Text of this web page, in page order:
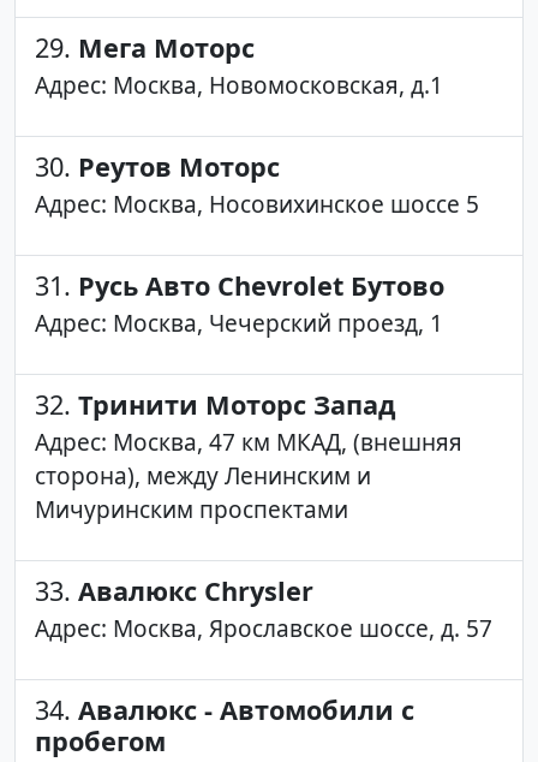
29. Мега Моторс
Адрес: Москва, Новомосковская, д.1
30. Реутов Моторс
Адрес: Москва, Носовихинское шоссе 5
31. Русь Авто Chevrolet Бутово
Адрес: Москва, Чечерский проезд, 1
32. Тринити Моторс Запад
Адрес: Москва, 47 км МКАД, (внешняя
сторона), между Ленинским и
Мичуринским проспектами
33. Авалюкс Chrysler
Адрес: Москва, Ярославское шоссе, д. 57
34. Авалюкс - Автомобили с
пробегом